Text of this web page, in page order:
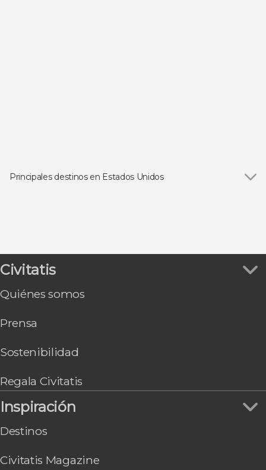
Principales destinos en Estados Unidos
Miami
Page
Washington
Honolulu
Civitatis
Quiénes somos
Prensa
Sostenibilidad
Regala Civitatis
Inspiración
Destinos
Civitatis Magazine